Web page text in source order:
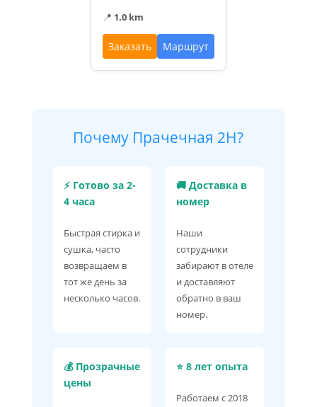
📍 1.0 km
Заказать Маршрут
Почему Прачечная 2H?
⚡ Готово за 2-
4 часа
Быстрая стирка и
сушка, часто
возвращаем в
тот же день за
несколько часов.
🚚 Доставка в
номер
Наши
сотрудники
забирают в отеле
и доставляют
обратно в ваш
номер.
💰 Прозрачные
цены
⭐ 8 лет опыта
Работаем с 2018